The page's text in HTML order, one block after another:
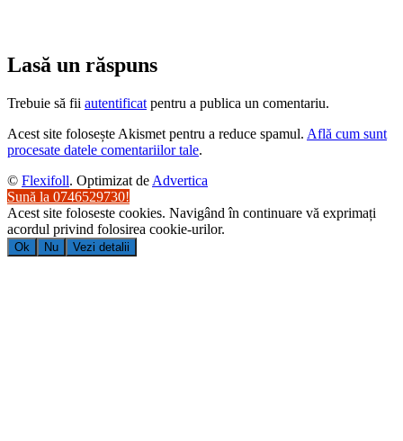
Lasă un răspuns
Trebuie să fii autentificat pentru a publica un comentariu.
Acest site folosește Akismet pentru a reduce spamul. Află cum sunt
procesate datele comentariilor tale.
© Flexifoll. Optimizat de Advertica
Sună la 0746529730!
Acest site foloseste cookies. Navigând în continuare vă exprimați
acordul privind folosirea cookie-urilor.
Ok Nu Vezi detalii